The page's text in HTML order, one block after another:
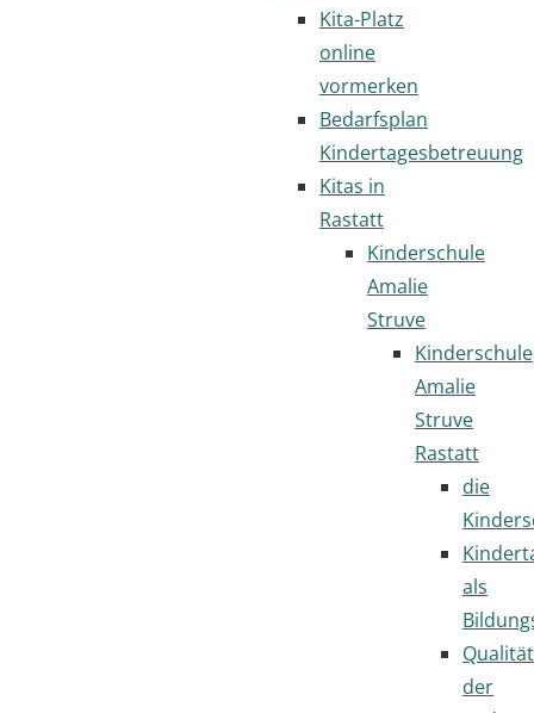
Kita-Platz
online
vormerken
Bedarfsplan
Kindertagesbetreuung
Kitas in
Rastatt
Kinderschule
Amalie
Struve
Kinderschule
Amalie
Struve
Rastatt
die
als
Qualität
der